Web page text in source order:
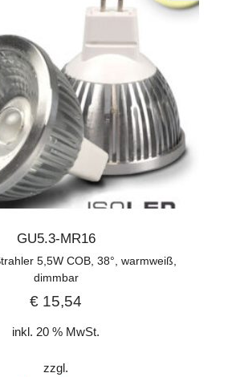
GU5.3-MR16
5,5W COB, 38°, warmweiß,
dimmbar
€ 15,54
inkl. 20 % MwSt.
zzgl.